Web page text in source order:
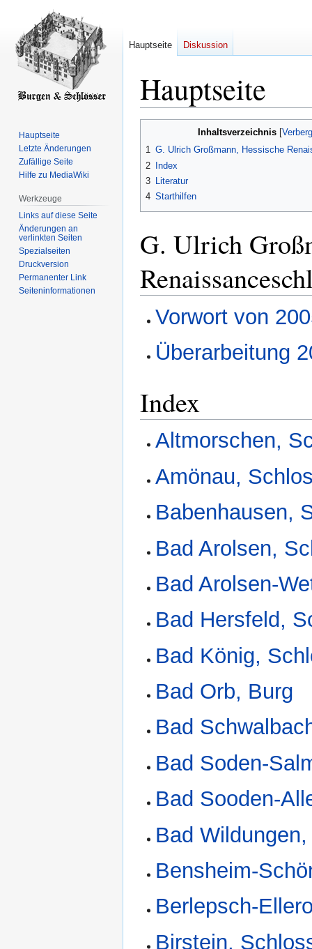
Hauptseite
Inhaltsverzeichnis
1 G. Ulrich Großmann, Hessische
2
Index
3 Literatur
4 Starthilfen
G. Ulrich
Vorwort von
Überarbeitung
Index
Altmorschen,
Amönau,
Babenhausen,
Bad Arolsen,
Bad Arolsen-
Bad Hersfeld,
Bad König,
Bad Orb, Burg
Bad
Bad Soden-
Bad Sooden-
Bad
Bensheim-
Berlepsch-
Birstein,
Hauptseite Diskussion
Hauptseite
Letzte Änderungen
Zufällige Seite
Hilfe zu MediaWiki
Werkzeuge
Links auf diese Seite
Änderungen an
verlinkten Seiten
Spezialseiten
Druckversion
Permanenter Link
Seiten­­informationen